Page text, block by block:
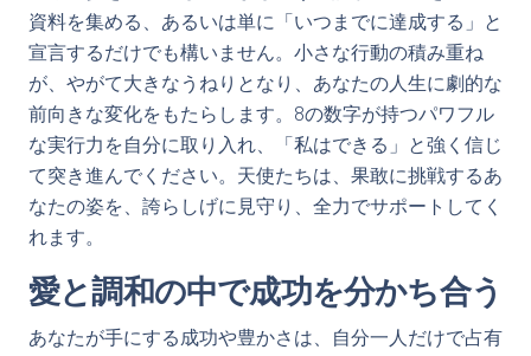
資料を集める、あるいは単に「いつまでに達成する」と
宣言するだけでも構いません。小さな行動の積み重ね
が、やがて大きなうねりとなり、あなたの人生に劇的な
前向きな変化をもたらします。8の数字が持つパワフル
な実行力を自分に取り入れ、「私はできる」と強く信じ
て突き進んでください。天使たちは、果敢に挑戦するあ
なたの姿を、誇らしげに見守り、全力でサポートしてく
れます。
愛と調和の中で成功を分かち合う
あなたが手にする成功や豊かさは、自分一人だけで占有